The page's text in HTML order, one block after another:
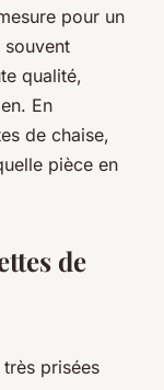
pour un
qualité,
En
de chaise,
pièce en
de
très prisées